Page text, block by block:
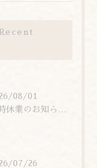
08/01
【臨時休業のお知らせ】
07/26